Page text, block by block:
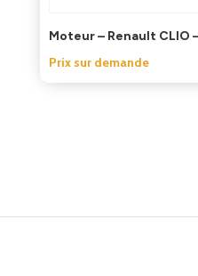
Moteur – Renault CLIO
Prix sur demande